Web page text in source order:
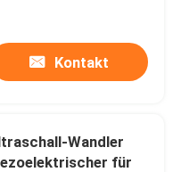
Kontakt
Wandler
für